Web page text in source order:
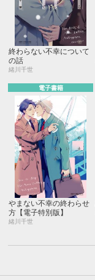
終わらない不幸について
の話
緒川千世
電子書籍
やまない不幸の終わらせ
方【電子特別版】
緒川千世